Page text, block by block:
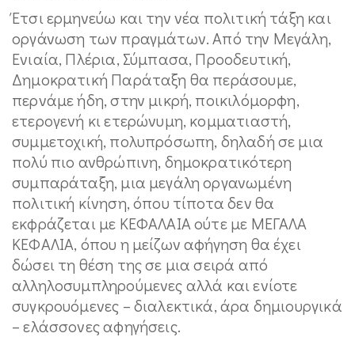
Έτσι ερμηνεύω και την νέα πολιτική τάξη και
οργάνωση των πραγμάτων. Από την Μεγάλη,
Ενιαία, Πλέρια, Σύμπασα, Προοδευτική,
Δημοκρατική Παράταξη θα περάσουμε,
περνάμε ήδη, στην μικρή, ποικιλόμορφη,
ετερογενή κι ετερώνυμη, κομματιαστή,
συμμετοχική, πολυπρόσωπη, δηλαδή σε μια
πολύ πιο ανθρώπινη, δημοκρατικότερη
συμπαράταξη, μια μεγάλη οργανωμένη
πολιτική κίνηση, όπου τίποτα δεν θα
εκφράζεται με ΚΕΦΑΛΑΙΑ ούτε με ΜΕΓΑΛΑ
ΚΕΦΑΛΙΑ, όπου η μείζων αφήγηση θα έχει
δώσει τη θέση της σε μια σειρά από
αλληλοσυμπληρούμενες αλλά και ενίοτε
συγκρουόμενες – διαλεκτικά, άρα δημιουργικά
– ελάσσονες αφηγήσεις.